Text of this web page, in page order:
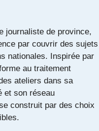
journaliste de province,
par couvrir des sujets
nationales. Inspirée par
au traitement
ateliers dans sa
et son réseau
construit par des choix